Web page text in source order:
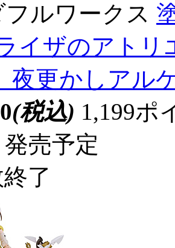
フルワークス
イザのアトリ
夜更かしアル
(税込) 1,199ポ
売予定
了